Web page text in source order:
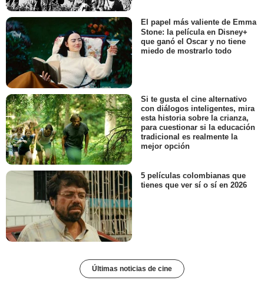
El papel más valiente de Emma
Stone: la película en Disney+
que ganó el Oscar y no tiene
miedo de mostrarlo todo
Si te gusta el cine alternativo
con diálogos inteligentes, mira
esta historia sobre la crianza,
para cuestionar si la educación
tradicional es realmente la
mejor opción
5 películas colombianas que
tienes que ver sí o sí en 2026
Últimas noticias de cine